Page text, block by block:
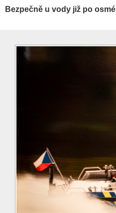
Bezpečně u vody již po osmé